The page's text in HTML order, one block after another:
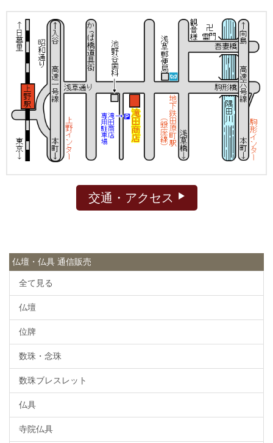
交通・アクセス
仏壇・仏具 通信販売
全て見る
仏壇
位牌
数珠・念珠
数珠ブレスレット
仏具
寺院仏具